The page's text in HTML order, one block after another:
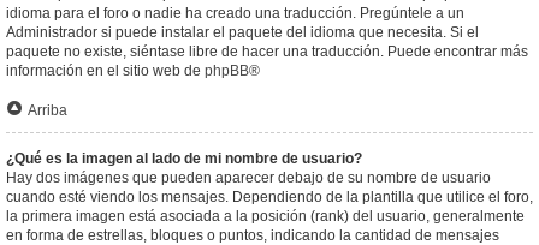
idioma para el foro o nadie ha creado una traducción. Pregúntele a un
Administrador si puede instalar el paquete del idioma que necesita. Si el
paquete no existe, siéntase libre de hacer una traducción. Puede encontrar más
información en el sitio web de phpBB®
Arriba
¿Qué es la imagen al lado de mi nombre de usuario?
Hay dos imágenes que pueden aparecer debajo de su nombre de usuario
cuando esté viendo los mensajes. Dependiendo de la plantilla que utilice el foro,
la primera imagen está asociada a la posición (rank) del usuario, generalmente
en forma de estrellas, bloques o puntos, indicando la cantidad de mensajes